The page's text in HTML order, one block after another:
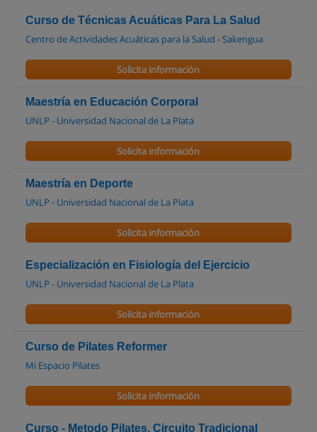
Curso de Técnicas Acuáticas Para La Salud
Centro de Actividades Acuáticas para la Salud - Sakengua
Solicita información
Maestría en Educación Corporal
UNLP - Universidad Nacional de La Plata
Solicita información
Maestría en Deporte
UNLP - Universidad Nacional de La Plata
Solicita información
Especialización en Fisiología del Ejercicio
UNLP - Universidad Nacional de La Plata
Solicita información
Curso de Pilates Reformer
Mi Espacio Pilates
Solicita información
Curso - Metodo Pilates, Circuito Tradicional